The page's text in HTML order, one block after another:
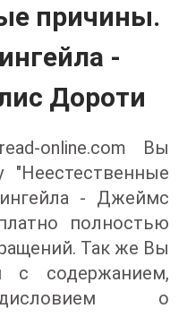
причины.
-
Дороти
online.com Вы
"Неестественные
- Джеймс
полностью
Так же Вы
с содержанием,
о